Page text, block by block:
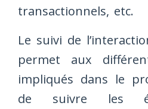
transactionnels, etc.
Le suivi de
permet aux
impliqués dans le
de suivre les